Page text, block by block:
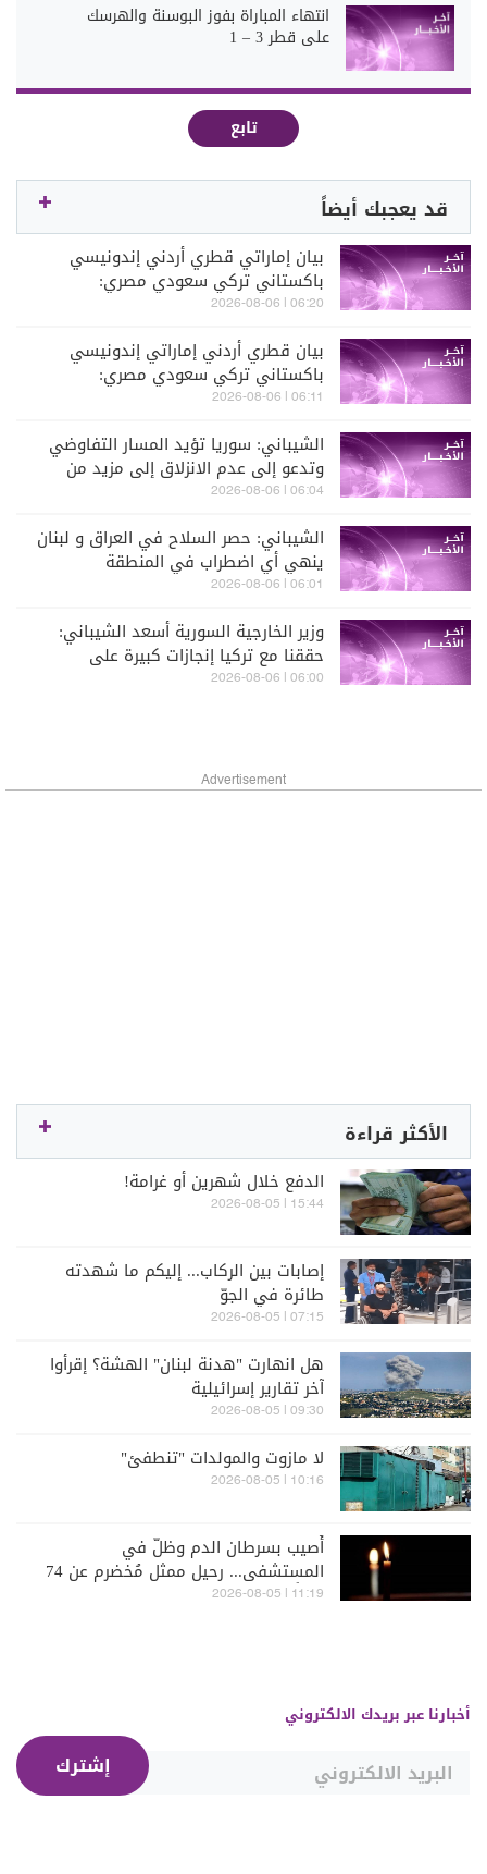
انتهاء المباراة بفوز البوسنة والهرسك
على قطر 3 – 1
تابع
قد يعجبك أيضاً
بيان إماراتي قطري أردني إندونيسي
باكستاني تركي سعودي مصري:
الانتهاكات الإسرائيلية تمثل خرقا واضحا
والخطة الشاملة لإنهاء النزاع في غزة
06:20 | 2026-08-06
بيان قطري أردني إماراتي إندونيسي
باكستاني تركي سعودي مصري:
انتهاكات إسرائيل تقوض اتفاق غزة
06:11 | 2026-08-06
الشيباني: سوريا تؤيد المسار التفاوضي
وتدعو إلى عدم الانزلاق إلى مزيد من
التصعيد ونعمل على ترسيخ الاستقرار في
06:04 | 2026-08-06
الشيباني: حصر السلاح في العراق و لبنان
ينهي أي اضطراب في المنطقة
06:01 | 2026-08-06
وزير الخارجية السورية أسعد الشيباني:
حققنا مع تركيا إنجازات كبيرة على
مستوى التنسيق والمشاريع وقرارنا
06:00 | 2026-08-06
Advertisement
الأكثر قراءة
الدفع خلال شهرين أو غرامة!
15:44 | 2026-08-05
إصابات بين الركاب... إليكم ما شهدته
طائرة في الجوّ
07:15 | 2026-08-05
هل انهارت "هدنة لبنان" الهشة؟ إقرأوا
آخر تقارير إسرائيلية
09:30 | 2026-08-05
لا مازوت والمولدات "تنطفئ"
10:16 | 2026-08-05
أُصيب بسرطان الدم وظلّ في
المستشفى... رحيل ممثل مُخضرم عن 74
عاماً
11:19 | 2026-08-05
أخبارنا عبر بريدك الالكتروني
إشترك